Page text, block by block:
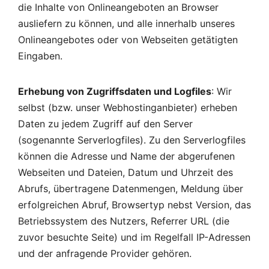
die Inhalte von Onlineangeboten an Browser
ausliefern zu können, und alle innerhalb unseres
Onlineangebotes oder von Webseiten getätigten
Eingaben.
Erhebung von Zugriffsdaten und Logfiles: Wir
selbst (bzw. unser Webhostinganbieter) erheben
Daten zu jedem Zugriff auf den Server
(sogenannte Serverlogfiles). Zu den Serverlogfiles
können die Adresse und Name der abgerufenen
Webseiten und Dateien, Datum und Uhrzeit des
Abrufs, übertragene Datenmengen, Meldung über
erfolgreichen Abruf, Browsertyp nebst Version, das
Betriebssystem des Nutzers, Referrer URL (die
zuvor besuchte Seite) und im Regelfall IP-Adressen
und der anfragende Provider gehören.